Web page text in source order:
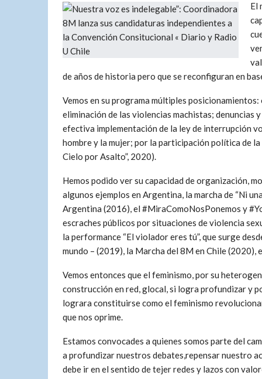
El
de años de historia pero que se reconfiguran en
Vemos en su programa múltiples
eliminación de las violencias machistas; denuncias
efectiva implementación de la ley de interrupción
hombre y la mujer; por la participación política de
Cielo por Asalto”, 2020).
Hemos podido ver su capacidad de organización,
algunos ejemplos en Argentina, la marcha de “Ni
Argentina (2016), el #MiraComoNosPonemos y
escraches públicos por situaciones de violencia
la performance “El violador eres tú”, que surge
mundo – (2019), la Marcha del 8M en Chile (2020),
Vemos entonces que el feminismo, por su
construcción en red, glocal, si logra profundizar y
lograra constituirse como el feminismo
que nos oprime.
Estamos convocades a quienes somos parte del
a profundizar nuestros debates,repensar nuestro
debe ir en el sentido de tejer redes y lazos con